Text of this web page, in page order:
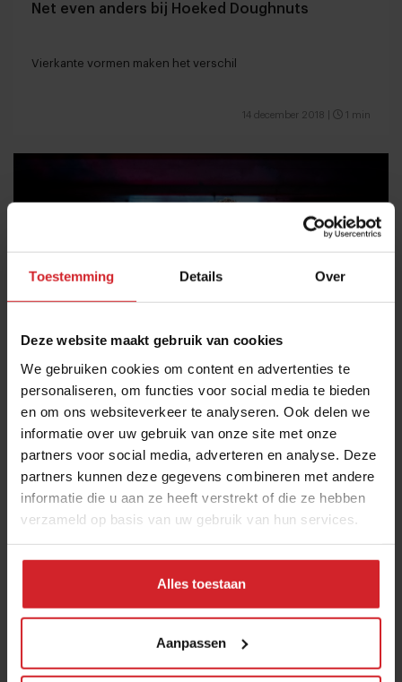
Toestemming Details Over
Deze website maakt gebruik van cookies
We gebruiken cookies om content en advertenties te
personaliseren, om functies voor social media te bieden
en om ons websiteverkeer te analyseren. Ook delen we
informatie over uw gebruik van onze site met onze
partners voor social media, adverteren en analyse. Deze
partners kunnen deze gegevens combineren met andere
informatie die u aan ze heeft verstrekt of die ze hebben
verzameld op basis van uw gebruik van hun services.
Alles toestaan
Aanpassen
Net even anders bij Hoeked Doughnuts
Vierkante vormen maken het verschil
14 december 2018 1 min
Duurzaamheid flauwekul? Dan ben je echt een
lul!
Het nieuwe normaal volgens festivalrevolutiemanager
13 december 2018| 4 min